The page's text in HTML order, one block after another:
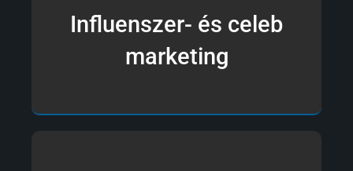
Influenszer- és celeb
marketing